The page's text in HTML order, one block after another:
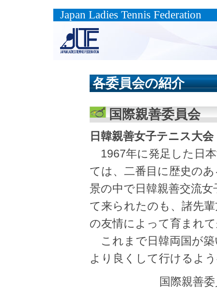
Japan Ladies Tennis Federation
各委員会の紹介
国際親善委員会
日韓親善女子テニス大会
1967年に発足した日
ては、二番目に歴史の
景の中で日韓親善交流
て来られたのも、諸先
の友情によって育まれ
これまで日韓両国が築
より良くして行けるよ
国際親